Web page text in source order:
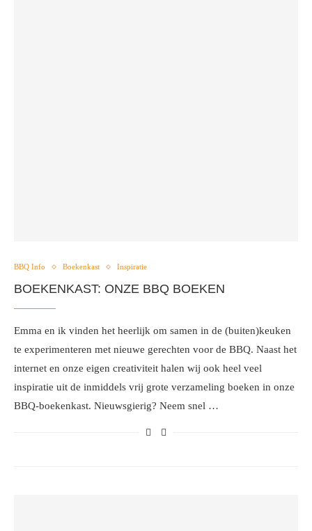
BBQ Info Boekenkast Inspiratie
BOEKENKAST: ONZE BBQ BOEKEN
Emma en ik vinden het heerlijk om samen in de (buiten)keuken
te experimenteren met nieuwe gerechten voor de BBQ. Naast het
internet en onze eigen creativiteit halen wij ook heel veel
inspiratie uit de inmiddels vrij grote verzameling boeken in onze
BBQ-boekenkast. Nieuwsgierig? Neem snel …